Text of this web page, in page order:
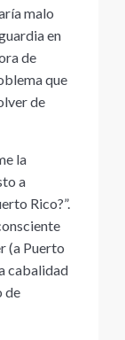
malo
en
de
que
de
la
a
Rico?”.
(a Puerto
cabalidad
de